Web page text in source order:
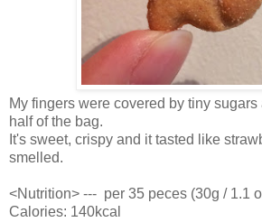
My fingers were covered by tiny sugars
half of the bag.
It's sweet, crispy and it tasted like
smelled.
<Nutrition> --- per 35 peces (30g / 1.1
Calories: 140kcal